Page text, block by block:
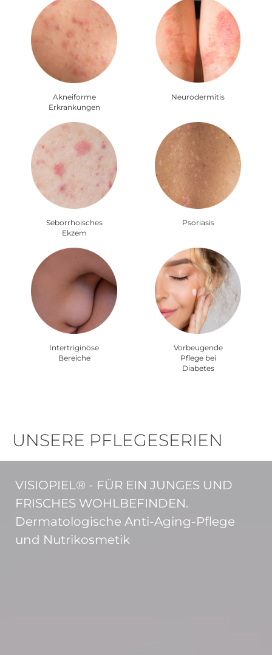
Akneiforme
Erkrankungen
Neurodermitis
Seborrhoisches
Ekzem
Psoriasis
Intertriginöse
Bereiche
Vorbeugende
Pflege bei
Diabetes
UNSERE PFLEGESERIEN
VISIOPIEL® - FÜR EIN JUNGES UND
FRISCHES WOHLBEFINDEN.
Dermatologische Anti-Aging-Pflege
und Nutrikosmetik